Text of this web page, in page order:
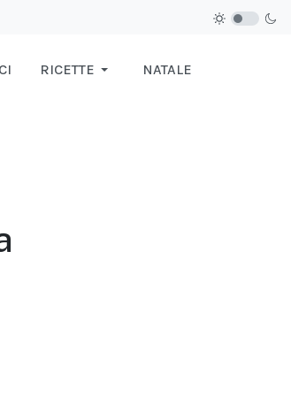
RICETTE NATALE